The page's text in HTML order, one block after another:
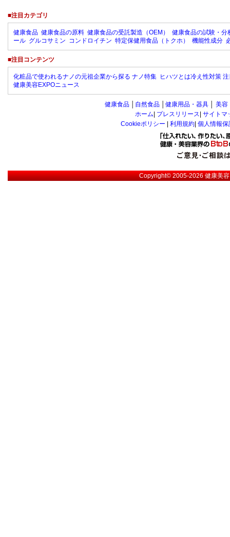
■注目カテゴリ
健康食品 健康食品の原料 健康食品の受託製造（OEM）
健康食品の試験・分
ール グルコサミン コンドロイチン 特定保健用食品（トクホ） 機能性成分
■注目コンテンツ
化粧品で使われるナノの元祖企業から探る ナノ特集 ヒハツとは冷え性対策
健康美容EXPOニュース
健康食品 自然食品 健康用品・器具 美容
ホーム プレスリリース サイトマ
Cookieポリシー
利用規約 個人情報
Copyright© 2005-2026健康美